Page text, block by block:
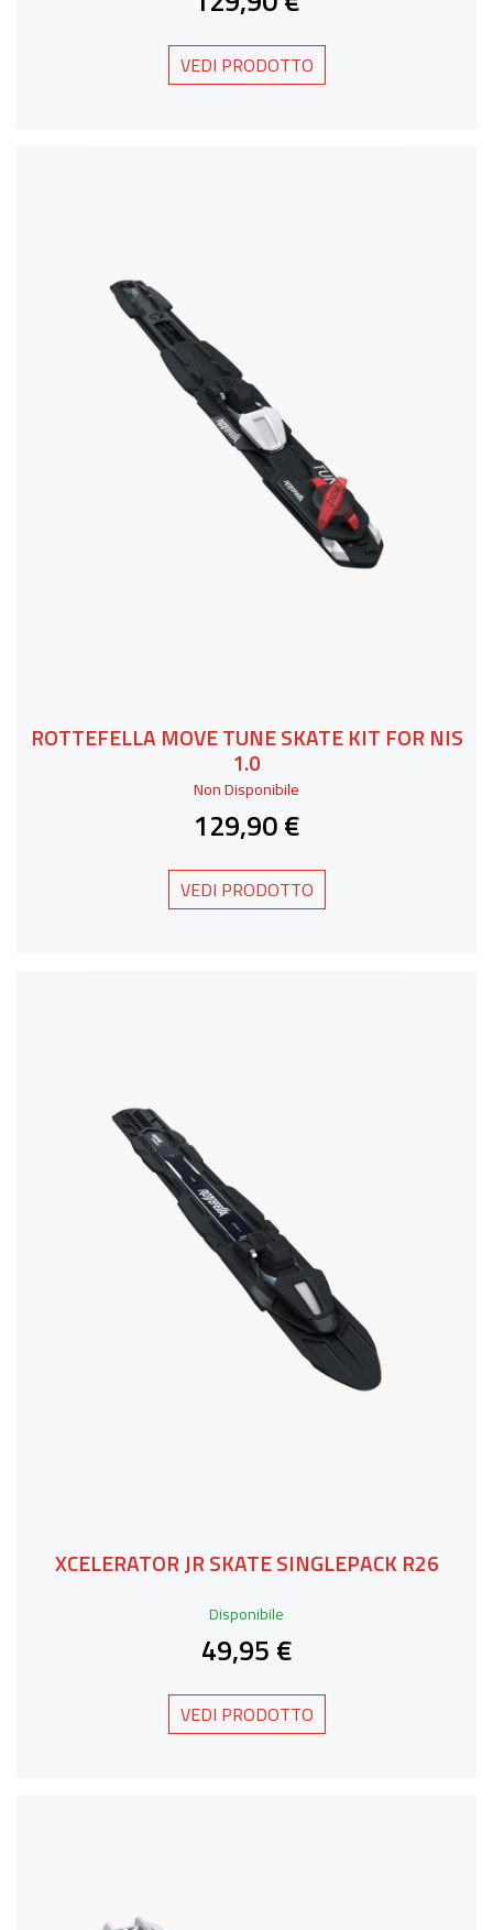
VEDI PRODOTTO
ROTTEFELLA MOVE TUNE SKATE KIT FOR NIS
1.0
Non Disponibile
129,90 €
VEDI PRODOTTO
XCELERATOR JR SKATE SINGLEPACK R26
Disponibile
49,95 €
VEDI PRODOTTO